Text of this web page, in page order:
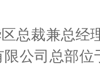
总裁兼总经
公司 总部位